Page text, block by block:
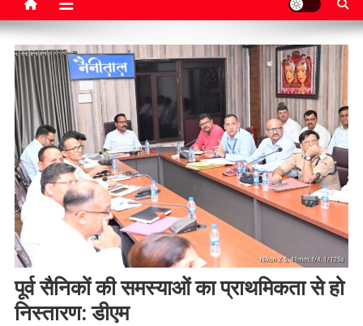
पूर्व सैनिकों की समस्याओं का प्राथमिकता से हो
निस्तारण: डीएम